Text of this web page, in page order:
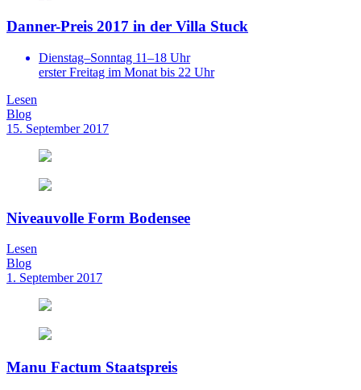
Danner-Preis 2017 in der Villa Stuck
Dienstag–Sonntag 11–18 Uhr
erster Freitag im Monat bis 22 Uhr
Lesen
Blog
15. September 2017
Niveauvolle Form Bodensee
Lesen
Blog
1. September 2017
Manu Factum Staatspreis